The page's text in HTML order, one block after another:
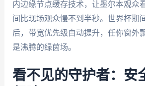
内边缘节点缓存技术，让墨尔本观众
间比现场观众慢不到半秒。世界杯期
后，带宽优先级自动提升，任你窗外
是沸腾的绿茵场。
看不见的守护者：安